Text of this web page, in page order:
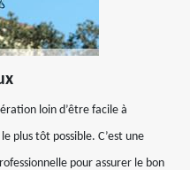
loin d’être facile à
plus tôt possible. C’est une
pour assurer le bon